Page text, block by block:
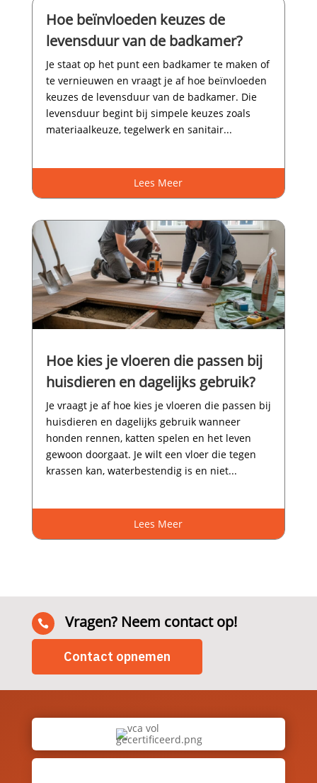
Hoe beïnvloeden keuzes de
levensduur van de badkamer?
Je staat op het punt een badkamer te maken of
te vernieuwen en vraagt je af hoe beïnvloeden
keuzes de levensduur van de badkamer.​ Die
levensduur begint bij simpele keuzes zoals
materiaalkeuze, tegelwerk en sanitair...
Lees Meer
Hoe kies je vloeren die passen bij
huisdieren en dagelijks gebruik?
Je vraagt je af hoe kies je vloeren die passen bij
huisdieren en dagelijks gebruik wanneer
honden rennen, katten spelen en het leven
gewoon doorgaat.​ Je wilt een vloer die tegen
krassen kan, waterbestendig is en niet...
Lees Meer
 Vragen? Neem contact op!
Contact opnemen